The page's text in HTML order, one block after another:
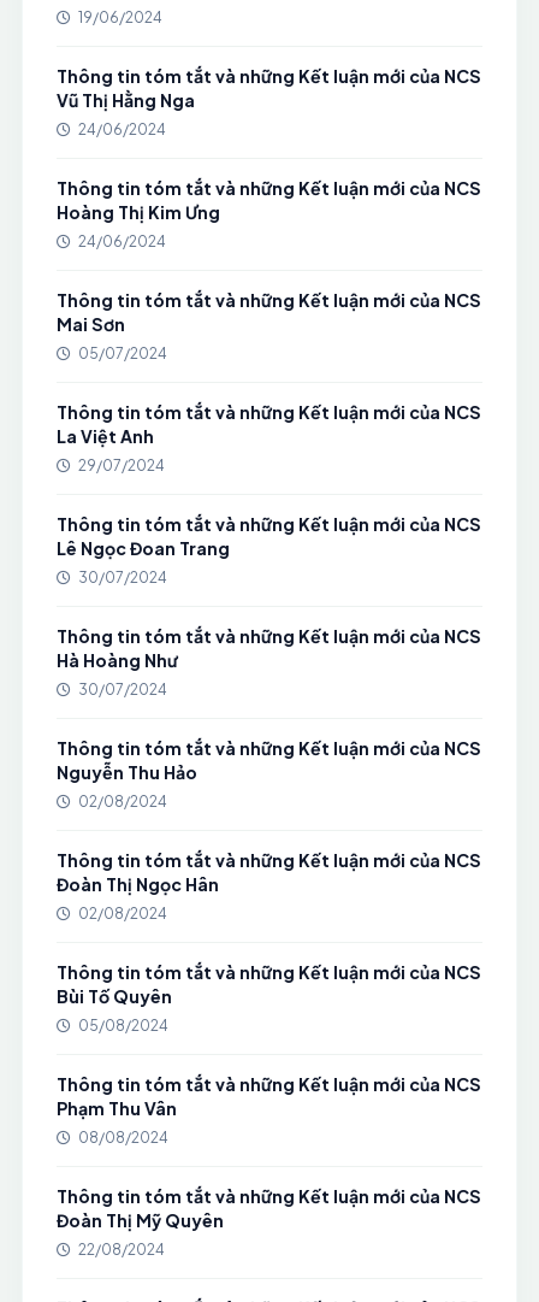
19/06/2024
Thông tin tóm tắt và những Kết luận mới của NCS
Vũ Thị Hằng Nga
24/06/2024
Thông tin tóm tắt và những Kết luận mới của NCS
Hoàng Thị Kim Ưng
24/06/2024
Thông tin tóm tắt và những Kết luận mới của NCS
Mai Sơn
05/07/2024
Thông tin tóm tắt và những Kết luận mới của NCS
La Việt Anh
29/07/2024
Thông tin tóm tắt và những Kết luận mới của NCS
Lê Ngọc Đoan Trang
30/07/2024
Thông tin tóm tắt và những Kết luận mới của NCS
Hà Hoàng Như
30/07/2024
Thông tin tóm tắt và những Kết luận mới của NCS
Nguyễn Thu Hảo
02/08/2024
Thông tin tóm tắt và những Kết luận mới của NCS
Đoàn Thị Ngọc Hân
02/08/2024
Thông tin tóm tắt và những Kết luận mới của NCS
Bùi Tố Quyên
05/08/2024
Thông tin tóm tắt và những Kết luận mới của NCS
Phạm Thu Vân
08/08/2024
Thông tin tóm tắt và những Kết luận mới của NCS
Đoàn Thị Mỹ Quyên
22/08/2024